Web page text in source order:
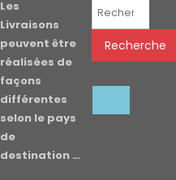
Les
Livraisons
peuvent être
réalisées de
façons
différentes
selon le pays
de
destination …
Recherche
Recherche